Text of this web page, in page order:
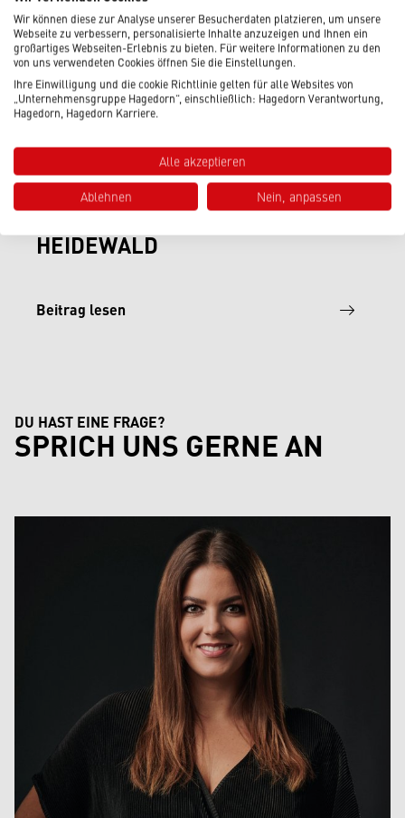
Hagedorn News
FUSSBALL VERBINDET – EIN B
EIDEWALD
Beitrag lesen
DU HAST EINE FRAGE?
SPRICH UNS GERNE AN
Wir können diese zur Analyse unserer Besucherdaten platzieren, um unsere
Webseite zu verbessern, personalisierte Inhalte anzuzeigen und Ihnen ein
großartiges Webseiten-Erlebnis zu bieten. Für weitere Informationen zu den
von uns verwendeten Cookies öffnen Sie die Einstellungen.
Ihre Einwilligung und die cookie Richtlinie gelten für alle Websites von
„Unternehmensgruppe Hagedorn“, einschließlich: Hagedorn Verantwortung,
Hagedorn, Hagedorn Karriere.
Alle akzeptieren
Ablehnen Nein, anpassen